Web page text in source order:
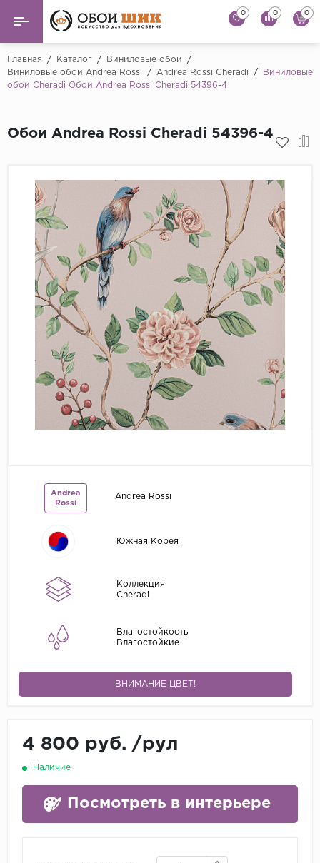
Назад
Виниловые обои ...
Andrea Rossi
Bernardo
Cristiana Masi
Decori Decori
...
Emiliana Parati
Fipar
Grandeco
Kerama Marazzi
Marburg
..
Фрески
Обои панно
Обои под покраску
Краска
0 0 0
Главная / Каталог / Виниловые обои
/
Виниловые обои Andrea Rossi
/ Andrea Rossi Cheradi /
Виниловые
обои Cheradi Обои Andrea Rossi Cheradi 54396-4
Обои Andrea Rossi Cheradi 54396-4
Andrea
Rossi
Andrea Rossi
Южная Корея
Коллекция
Cheradi
Влагостойкость
Влагостойкие
ВНИМАНИЕ ЦВЕТ!
4 800 руб. /рул
Наличие
Посмотреть в интерьере